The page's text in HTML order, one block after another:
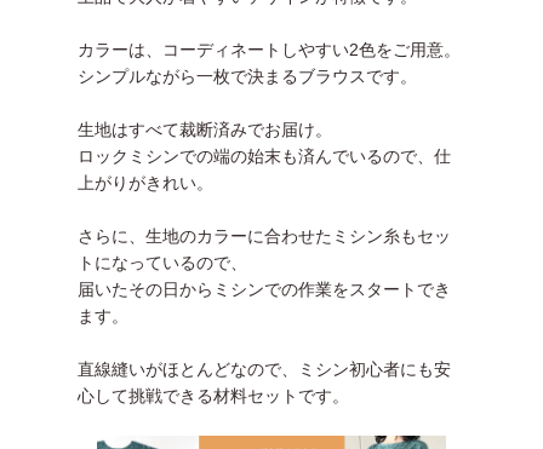
カラーは、コーディネートしやすい2色をご用意。
シンプルながら一枚で決まるブラウスです。
生地はすべて裁断済みでお届け。
ロックミシンでの端の始末も済んでいるので、仕
上がりがきれい。
さらに、生地のカラーに合わせたミシン糸もセッ
トになっているので、
届いたその日からミシンでの作業をスタートでき
ます。
直線縫いがほとんどなので、ミシン初心者にも安
心して挑戦できる材料セットです。